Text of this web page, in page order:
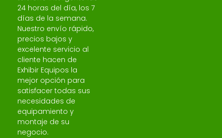
24 horas del día, los 7
días de la semana.
Nuestro envío rápido,
precios bajos y
excelente servicio al
cliente hacen de
Exhibir Equipos la
mejor opción para
satisfacer todas sus
necesidades de
equipamiento y
montaje de su
negocio.